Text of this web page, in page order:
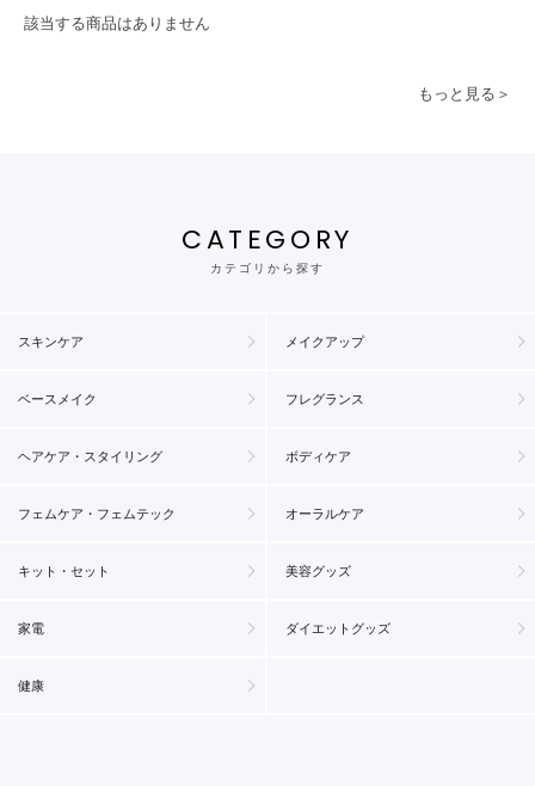
該当する商品はありません
もっと見る＞
CATEGORY
カテゴリから探す
スキンケア メイクアップ
ベースメイク フレグランス
ヘアケア・スタイリング ボディケア
フェムケア・フェムテック オーラルケア
キット・セット 美容グッズ
家電 ダイエットグッズ
健康